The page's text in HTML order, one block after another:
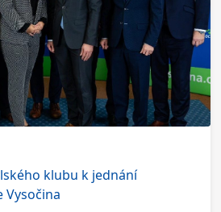
klubu k jednání
Vysočina